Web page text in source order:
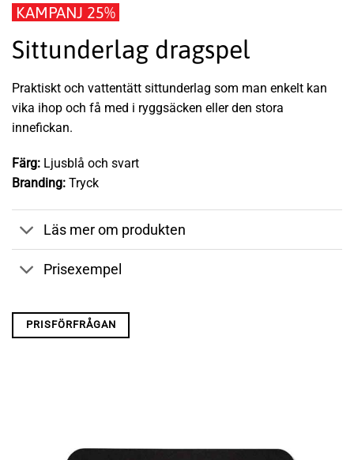
KAMPANJ 25%
Sittunderlag dragspel
Praktiskt och vattentätt sittunderlag som man enkelt kan
vika ihop och få med i ryggsäcken eller den stora
innefickan.
Färg: Ljusblå och svart
Branding: Tryck
Läs mer om produkten
Prisexempel
PRISFÖRFRÅGAN